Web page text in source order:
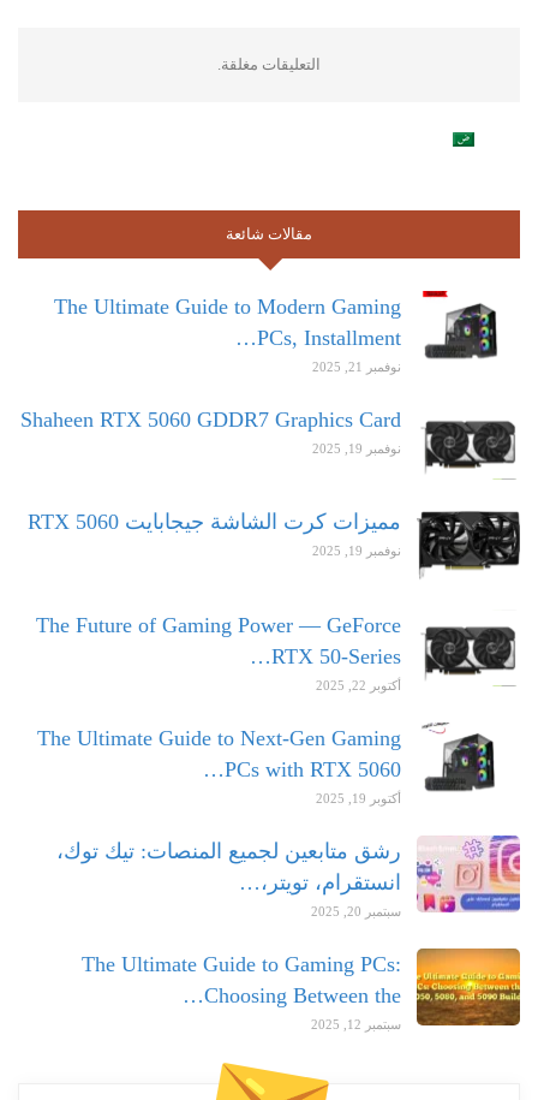
التعليقات مغلقة.
مقالات شائعة
The Ultimate Guide to Modern Gaming
PCs, Installment…
نوفمبر 21, 2025
Shaheen RTX 5060 GDDR7 Graphics Card
نوفمبر 19, 2025
مميزات كرت الشاشة جيجابايت RTX 5060
نوفمبر 19, 2025
The Future of Gaming Power — GeForce
RTX 50-Series…
أكتوبر 22, 2025
The Ultimate Guide to Next-Gen Gaming
PCs with RTX 5060…
أكتوبر 19, 2025
رشق متابعين لجميع المنصات: تيك توك،
انستقرام، تويتر،…
سبتمبر 20, 2025
The Ultimate Guide to Gaming PCs:
Choosing Between the…
سبتمبر 12, 2025